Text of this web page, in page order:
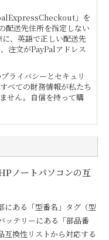
」を
配送先住所を指定しない
、英語で正しい配送先
注文がPayPalアドレス
ライバシーとセキュリ
べての財務情報が私たち
せん。自信を持って購
ノートパソコンの互
にある「型番名」タグ（型
ッテリーにある「部品番
互換性リストから対応する